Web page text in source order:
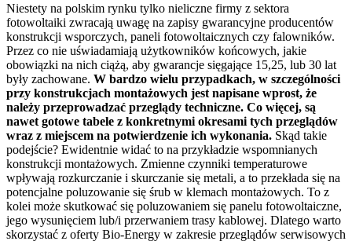
Niestety na polskim rynku tylko nieliczne firmy z sektora
fotowoltaiki zwracają uwagę na zapisy gwarancyjne producentów
konstrukcji wsporczych, paneli fotowoltaicznych czy falowników.
Przez co nie uświadamiają użytkowników końcowych, jakie
obowiązki na nich ciążą, aby gwarancje sięgające 15,25, lub 30 lat
były zachowane. W bardzo wielu przypadkach, w szczególności
przy konstrukcjach montażowych jest napisane wprost, że
należy przeprowadzać przeglądy techniczne. Co więcej, są
nawet gotowe tabele z konkretnymi okresami tych przeglądów
wraz z miejscem na potwierdzenie ich wykonania. Skąd takie
podejście? Ewidentnie widać to na przykładzie wspomnianych
konstrukcji montażowych. Zmienne czynniki temperaturowe
wpływają rozkurczanie i skurczanie się metali, a to przekłada się na
potencjalne poluzowanie się śrub w klemach montażowych. To z
kolei może skutkować się poluzowaniem się panelu fotowoltaiczne,
jego wysunięciem lub/i przerwaniem trasy kablowej. Dlatego warto
skorzystać z oferty Bio-Energy w zakresie przeglądów serwisowych